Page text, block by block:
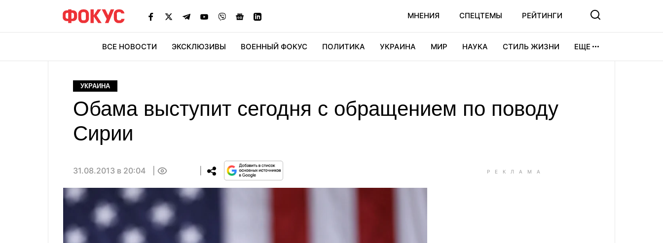
МНЕНИЯ СПЕЦТЕМЫ РЕЙТИНГИ
ВСЕ НОВОСТИ ЭКСКЛЮЗИВЫ ВОЕННЫЙ ФОКУС ПОЛИТИКА УКРАИНА МИР НАУКА СТИЛЬ ЖИЗНИ ЕЩЕ
УКРАИНА
Обама выступит сегодня с обращением по поводу
Сирии
31.08.2013 в 20:04